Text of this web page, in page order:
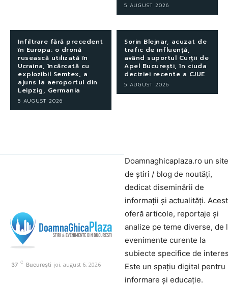
5 AUGUST 2026
Infiltrare fără precedent
în Europa: o dronă
rusească utilizată în
Ucraina, încărcată cu
explozibil Semtex, a
ajuns la aeroportul din
Leipzig, Germania
5 AUGUST 2026
Sorin Blejnar, acuzat de
trafic de influență,
având suportul Curții de
Apel București, în ciuda
deciziei recente a CJUE
5 AUGUST 2026
37 C București joi, august 6, 2026
Doamnaghicaplaza.ro un site
de știri / blog de noutăți,
dedicat diseminării de
informații și actualități.
oferă articole, reportaje și
analize pe teme diverse, de
evenimente curente la
subiecte specifice de
Este un spațiu digital pentru
informare și educație.